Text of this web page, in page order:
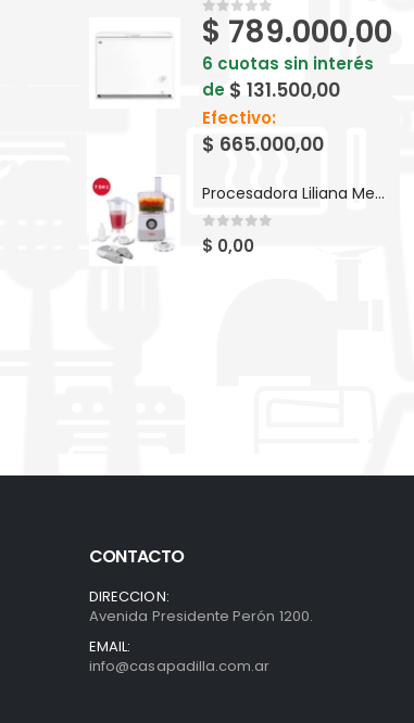
0out of 5
$ 789.000,00
6 cuotas sin interés
de $ 131.500,00
Efectivo:
$ 665.000,00
Procesadora Liliana Megapros AM740
0 out of 5
$ 0,00
CONTACTO
DIRECCION:
Avenida Presidente Perón 1200.
EMAIL:
info@casapadilla.com.ar